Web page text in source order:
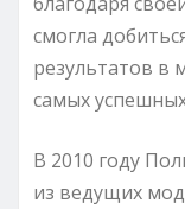
смогла
результатов в
самых
В 2010 году
из ведущих